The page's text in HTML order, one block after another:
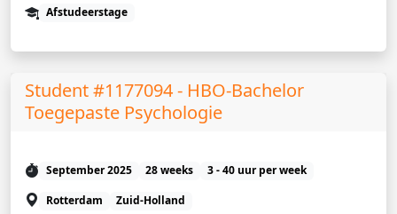
Afstudeerstage
Student #1177094 - HBO-Bachelor
Toegepaste Psychologie
September 2025 28 weeks
3 - 40 uur per week
Rotterdam
Zuid-Holland